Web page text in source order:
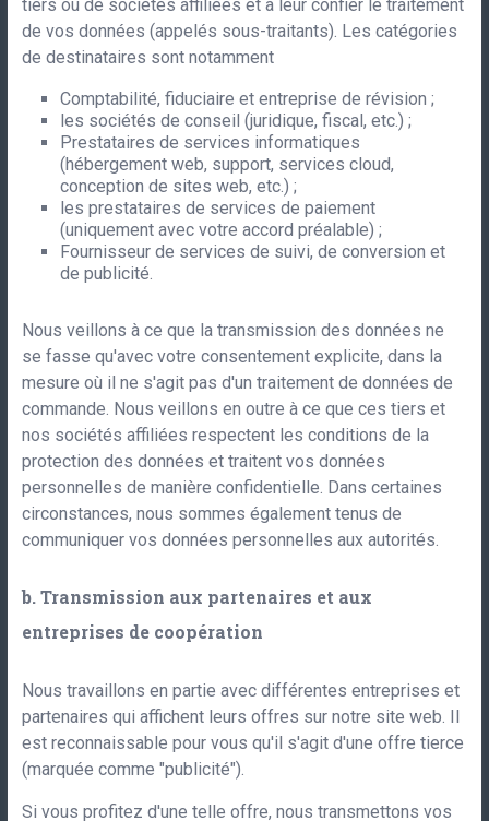
tiers ou de sociétés affiliées et à leur confier le traitement
de vos données (appelés sous-traitants). Les catégories
de destinataires sont notamment
Comptabilité, fiduciaire et entreprise de révision ;
les sociétés de conseil (juridique, fiscal, etc.) ;
Prestataires de services informatiques
(hébergement web, support, services cloud,
conception de sites web, etc.) ;
les prestataires de services de paiement
(uniquement avec votre accord préalable) ;
Fournisseur de services de suivi, de conversion et
de publicité.
Nous veillons à ce que la transmission des données ne
se fasse qu'avec votre consentement explicite, dans la
mesure où il ne s'agit pas d'un traitement de données de
commande. Nous veillons en outre à ce que ces tiers et
nos sociétés affiliées respectent les conditions de la
protection des données et traitent vos données
personnelles de manière confidentielle. Dans certaines
circonstances, nous sommes également tenus de
communiquer vos données personnelles aux autorités.
b. Transmission aux partenaires et aux
entreprises de coopération
Nous travaillons en partie avec différentes entreprises et
partenaires qui affichent leurs offres sur notre site web. Il
est reconnaissable pour vous qu'il s'agit d'une offre tierce
(marquée comme "publicité").
Si vous profitez d'une telle offre, nous transmettons vos